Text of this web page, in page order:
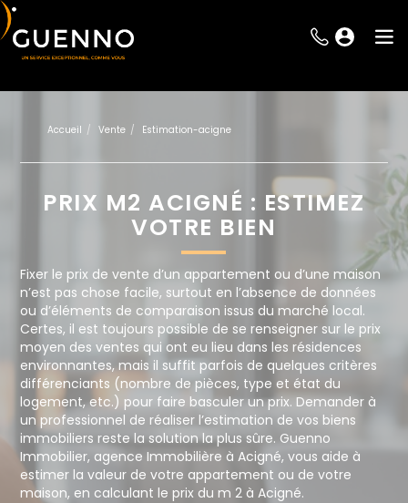
Accueil Vente Estimation-acigne
PRIX M2 ACIGNÉ : ESTIMEZ
VOTRE BIEN
Fixer le prix de vente d’un appartement ou d’une maison
n’est pas chose facile, surtout en l’absence de données
ou d’éléments de comparaison issus du marché local.
Certes, il est toujours possible de se renseigner sur le prix
moyen des ventes qui ont eu lieu dans les résidences
environnantes, mais il suffit parfois de quelques critères
différenciants (nombre de pièces, type et état du
logement, etc.) pour faire basculer un prix. Demander à
un professionnel de réaliser l’estimation de vos biens
immobiliers reste la solution la plus sûre. Guenno
Immobilier, agence Immobilière à Acigné, vous aide à
estimer la valeur de votre appartement ou de votre
maison, en calculant le prix du m 2 à Acigné.